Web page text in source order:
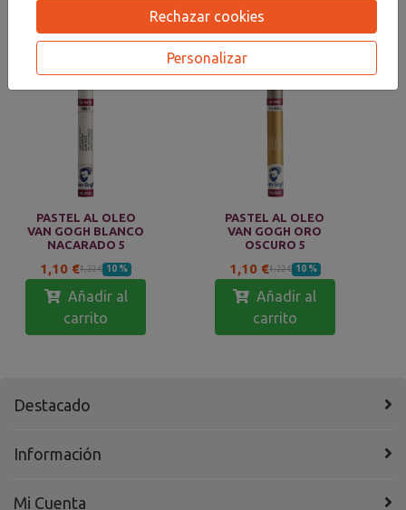
PRODUCTOSRELACIONADOS
PASTEL AL OLEO
VAN GOGH BLANCO
NACARADO 5
1,10 €1,22 € 10 %
Añadir al
carrito
PASTEL AL OLEO
VAN GOGH ORO
OSCURO 5
1,10 €1,22 € 10 %
Añadir al
carrito
Destacado
Información
Mi Cuenta
Rechazar cookies
Personalizar